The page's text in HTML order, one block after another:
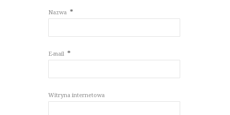
Nazwa *
E-mail *
Witryna internetowa